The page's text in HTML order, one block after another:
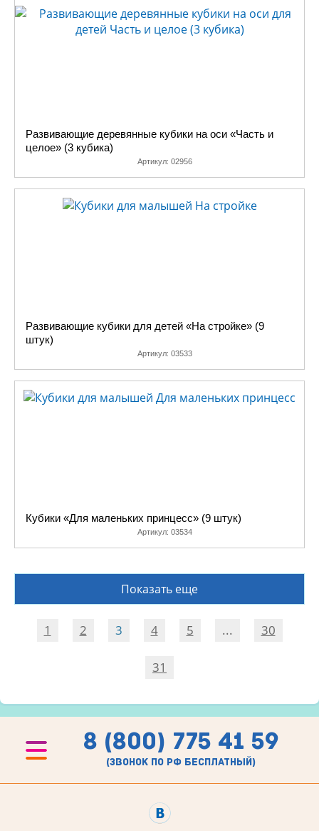
Развивающие деревянные кубики на оси «Часть и
целое» (3 кубика)
Артикул: 02956
Развивающие кубики для детей «На стройке» (9
штук)
Артикул: 03533
Кубики «Для маленьких принцесс» (9 штук)
Артикул: 03534
Показать еще
1 2 3 4 5 ... 30
31
8 (800) 775 41 59
(звонок по рф бесплатный)